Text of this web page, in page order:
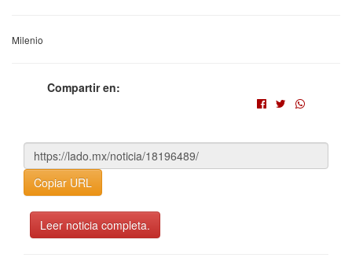
Milenio
Compartir en:
Copiar URL
Leer noticia completa.